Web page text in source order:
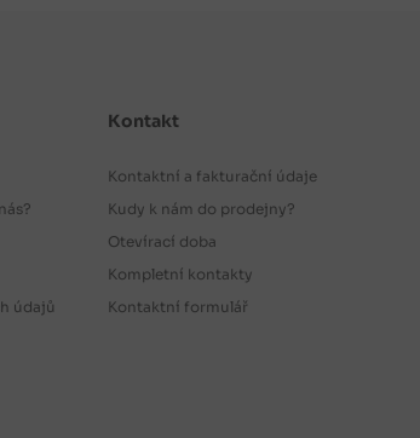
údajů
Kontakt
Kontaktní a fakturační údaje
Kudy k nám do prodejny?
Otevírací doba
Kompletní kontakty
Kontaktní formulář